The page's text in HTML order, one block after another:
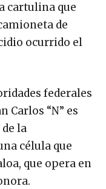
cartulina que
de
ocurrido el
federales
Carlos “N” es
la
célula que
que opera en